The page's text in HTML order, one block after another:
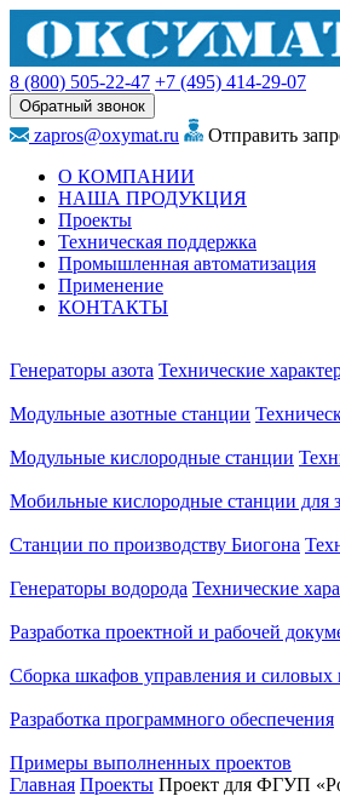
8 (800) 505-22-47 +7 (495) 414-29-07
Обратный звонок
zapros@oxymat.ru
Отправить
О КОМПАНИИ
НАША ПРОДУКЦИЯ
Проекты
Техническая поддержка
Промышленная автоматизация
Применение
КОНТАКТЫ
Генераторы азота Технические
Модульные азотные станции
Модульные кислородные станции
Мобильные кислородные станции для
Станции по производству Биогона
Генераторы водорода Технические
Разработка проектной и рабочей
Сборка шкафов управления и силовых
Разработка программного обеспечения
Примеры выполненных проектов
Главная Проекты Проект для ФГУП